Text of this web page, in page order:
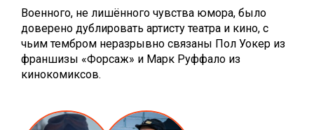
Военного, не лишённого чувства юмора, было
доверено дублировать артисту театра и кино, с
чьим тембром неразрывно связаны Пол Уокер из
франшизы «Форсаж» и Марк Руффало из
кинокомиксов.